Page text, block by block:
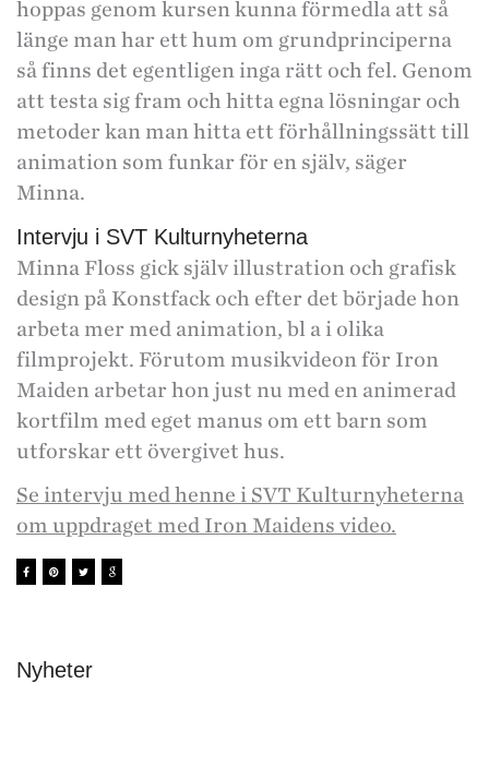
hoppas genom kursen kunna förmedla att så
länge man har ett hum om grundprinciperna
så finns det egentligen inga rätt och fel. Genom
att testa sig fram och hitta egna lösningar och
metoder kan man hitta ett förhållningssätt till
animation som funkar för en själv, säger
Minna.
Intervju i SVT Kulturnyheterna
Minna Floss gick själv illustration och grafisk
design på Konstfack och efter det började hon
arbeta mer med animation, bl a i olika
filmprojekt. Förutom musikvideon för Iron
Maiden arbetar hon just nu med en animerad
kortfilm med eget manus om ett barn som
utforskar ett övergivet hus.
Se intervju med henne i SVT Kulturnyheterna
om uppdraget med Iron Maidens video.
Nyheter